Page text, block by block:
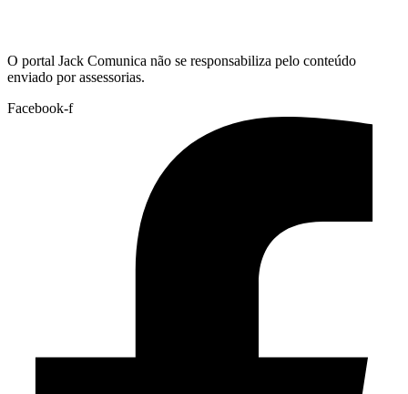
O portal Jack Comunica não se responsabiliza pelo conteúdo
enviado por assessorias.
Facebook-f